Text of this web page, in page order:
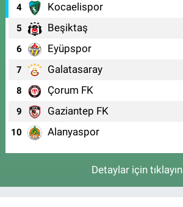
4 Kocaelispor
5 Beşiktaş
6 Eyüpspor
7 Galatasaray
8 Çorum FK
9 Gaziantep FK
10 Alanyaspor
Detaylar için tıklayın